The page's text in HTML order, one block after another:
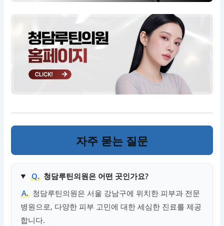
자주 묻는 질문
Q. 청담루틴의원은 어떤 곳인가요?
A. 청담루틴의원은 서울 강남구에 위치한 피부과 전문
병원으로, 다양한 피부 고민에 대한 세심한 진료를 제공
합니다.